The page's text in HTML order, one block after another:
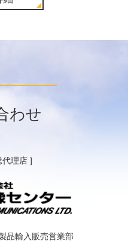
わせ
代理店 ]
品輸入販売営業部